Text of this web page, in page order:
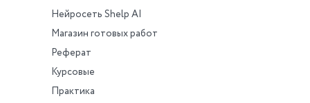
Нейросеть Shelp AI
Магазин готовых работ
Реферат
Курсовые
Практика